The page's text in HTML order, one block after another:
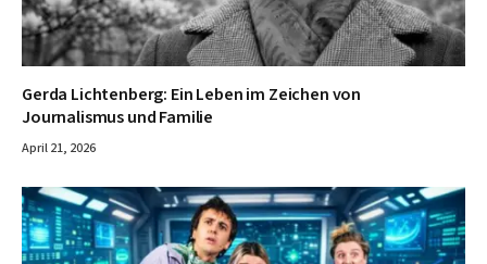
Gerda Lichtenberg: Ein Leben im Zeichen von
Journalismus und Familie
April 21, 2026